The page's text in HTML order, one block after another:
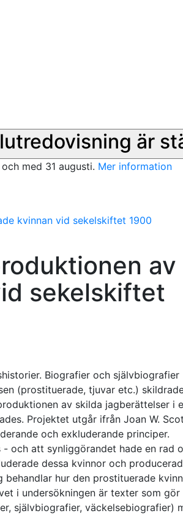
är
med 31 augusti. Mer information
kvinnan vid sekelskiftet 1900
av
sekelskiftet
Biografier och självbiografier
(prostituerade, tjuvar etc.)
av skilda jagberättelser i
Projektet utgår ifrån Joan W.
och exkluderande principer.
och att synliggörandet hade en rad
dessa kvinnor och
hur den prostituerade
i undersökningen är texter som gör
självbiografier, väckelsebiografier)